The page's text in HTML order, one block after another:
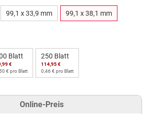
99,1 x 33,9 mm 99,1 x 38,1 mm
Blatt
€
€ pro Blatt
250 Blatt
114,95 €
0,46 € pro Blatt
Online-Preis